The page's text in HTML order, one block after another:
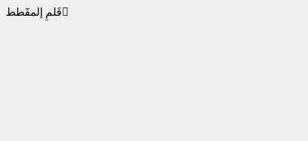
قَلمِ إلمقٓطط ّ